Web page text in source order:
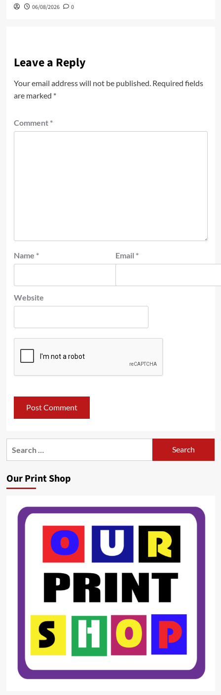
06/08/2026 0
Leave a Reply
Your email address will not be published. Required fields
are marked *
Comment *
Name * Email *
Website
Our Print Shop